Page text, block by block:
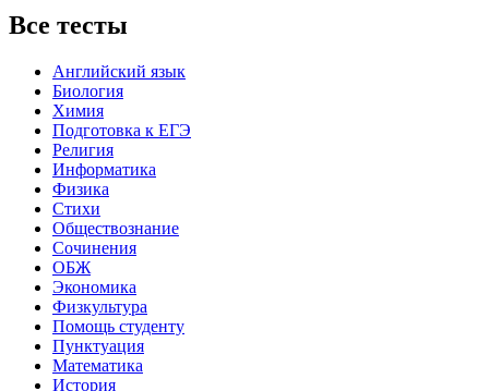
Все тесты
Английский язык
Биология
Химия
Подготовка к ЕГЭ
Религия
Информатика
Физика
Стихи
Обществознание
Сочинения
ОБЖ
Экономика
Физкультура
Помощь студенту
Пунктуация
Математика
История